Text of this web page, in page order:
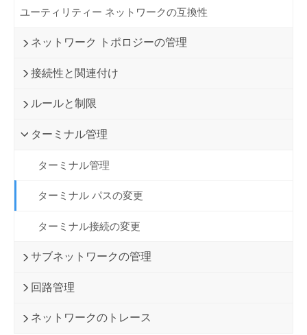
ユーティリティー ネットワークの互換性
ネットワーク トポロジーの管理
接続性と関連付け
ルールと制限
ターミナル管理
ターミナル管理
ターミナル パスの変更
ターミナル接続の変更
サブネットワークの管理
回路管理
ネットワークのトレース